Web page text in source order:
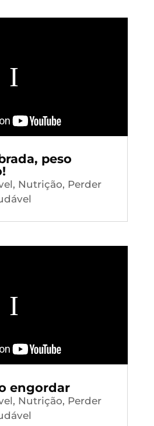
peso
, Nutrição, Perder
engordar
, Nutrição, Perder